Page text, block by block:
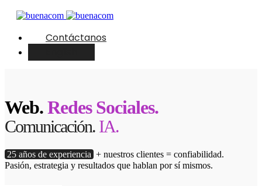
Contáctanos
Web.Redes Sociales.
Comunicación. IA.
25 años de experiencia + nuestros clientes = confiabilidad.
Pasión, estrategia y resultados que hablan por sí mismos.